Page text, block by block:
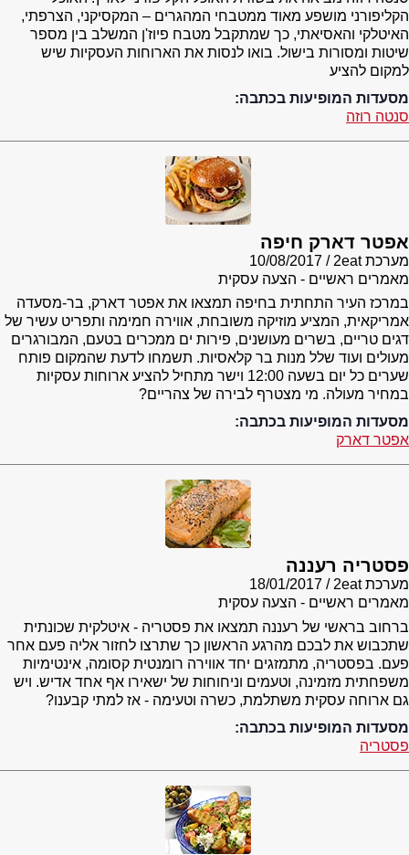
הקליפורני מושפע מאוד ממטבחי המהגרים – המקסיקני, הצרפתי,
האיטלקי והאסיאתי, כך שמתקבל מטבח פיוז'ן המשלב בין מספר
שיטות ומסורות בישול. בואו לנסות את הארוחות העסקיות שיש
למקום להציע
מסעדות המופיעות בכתבה:
סנטה רוזה
אפטר דארק חיפה
מערכת 2eat
10/08/2017
מאמרים ראשיים - הצעה עסקית
במרכז העיר התחתית בחיפה תמצאו את אפטר דארק, בר-מסעדה
אמריקאית, המציע מוזיקה משובחת, אווירה חמימה ותפריט עשיר של
דגים טריים, בשרים מעושנים, פירות ים ממכרים בטעם, המבורגרים
מעולים ועוד שלל מנות בר קלאסיות. תשמחו לדעת שהמקום פותח
שערים כל יום בשעה 12:00 וישר מתחיל להציע ארוחות עסקיות
במחיר מעולה. מי מצטרף לבירה של צהריים?
מסעדות המופיעות בכתבה:
אפטר דארק
פסטריה רעננה
מערכת 2eat
18/01/2017
מאמרים ראשיים - הצעה עסקית
ברחוב בראשי של רעננה תמצאו את פסטריה - איטלקית שכונתית
שתכבוש את לבכם מהרגע הראשון כך שתרצו לחזור אליה פעם אחר
פעם. בפסטריה, מתמזגים יחד אווירה רומנטית קסומה, אינטימיות
משפחתית מזמינה, וטעמים וניחוחות של ישאירו אף אחד אדיש. ויש
גם ארוחה עסקית משתלמת, כשרה וטעימה - אז למתי קבענו?
מסעדות המופיעות בכתבה:
פסטריה